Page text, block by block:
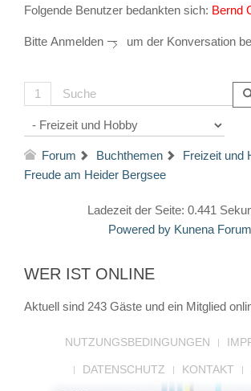
Folgende Benutzer bedankten sich: Bernd
Bitte Anmelden um der Konversation
1
Forum Buchthemen
Freizeit und
Freude am Heider Bergsee
Ladezeit der Seite: 0.441
Powered by Kunena Forum
WER IST ONLINE
Aktuell sind 243 Gäste und ein Mitglied
NUTZUNGSBEDINGUNGEN
DATENSCHUTZ KONTAKT